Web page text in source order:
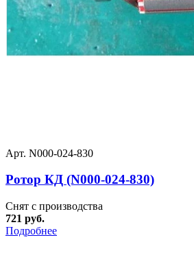
Арт. N000-024-830
Ротор КД (N000-024-830)
Снят с производства
721 руб.
Подробнее